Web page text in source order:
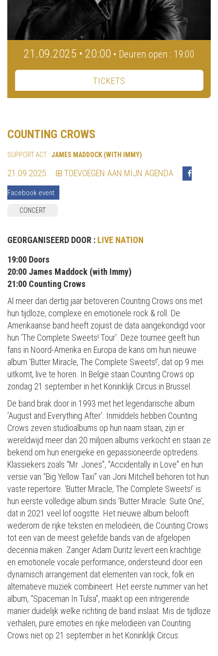
21.09.2025 • 20:00 • Deuren open : 19:00
TICKETS
COUNTING CROWS
SUPPORT ACT : JAMES MADDOCK (WITH IMMY)
21.09.2025 TOEVOEGEN AAN MIJN AGENDA
Facebook event
CONCERT
GEORGANISEERD DOOR : LIVE NATION
19:00 Doors
20:00 James Maddock (with Immy)
21:00 Counting Crows
Al meer dan dertig jaar betoveren Counting Crows ons met
hun tijdloze, complexe en emotionele rock & roll. De
Amerikaanse band heeft zojuist de data aangekondigd voor
hun ‘The Complete Sweets! Tour’. Deze tournee geeft hun
fans in Noord-Amerika en Europa de kans om hun nieuwe
album ‘Butter Miracle, The Complete Sweets!’, dat op 9 mei
uitkomt, live te horen. In België staan Counting Crows op
zondag 21 september in het Koninklijk Circus in Brussel.
De band brak door in 1993 met het legendarische album
‘August and Everything After’. Inmiddels hebben Counting
Crows zeven studioalbums op hun naam staan, zijn er
wereldwijd meer dan 20 miljoen albums verkocht en staan ze
bekend om hun energieke en gepassioneerde optredens.
Klassiekers zoals “Mr. Jones”, “Accidentally in Love” en hun
versie van “Big Yellow Taxi” van Joni Mitchell behoren tot hun
vaste repertoire. ‘Butter Miracle, The Complete Sweets!’ is
hun eerste volledige album sinds ‘Butter Miracle: Suite One’,
dat in 2021 veel lof oogstte. Het nieuwe album belooft
wederom de rijke teksten en melodieën, die Counting Crows
tot een van de meest geliefde bands van de afgelopen
decennia maken. Zanger Adam Duritz levert een krachtige
en emotionele vocale performance, ondersteund door een
dynamisch arrangement dat elementen van rock, folk en
alternatieve muziek combineert. Het eerste nummer van het
album, “Spaceman In Tulsa”, maakt op een intrigerende
manier duidelijk welke richting de band inslaat. Mis de tijdloze
verhalen, pure emoties en rijke melodieën van Counting
Crows niet op 21 september in het Koninklijk Circus.